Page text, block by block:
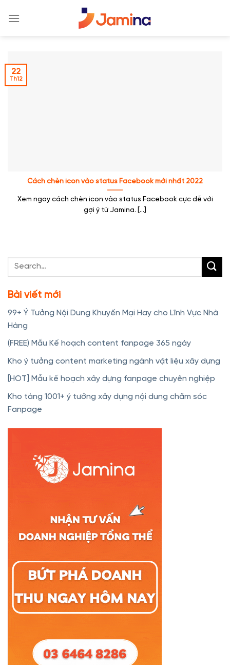
Cách chèn icon vào status Facebook mới nhất 2022
Xem ngay cách chèn icon vào status Facebook cực dễ với
gợi ý từ Jamina. [...]
22
Th12
Bài viết mới
99+ Ý Tưởng Nội Dung Khuyến Mại Hay cho Lĩnh Vực Nhà
Hàng
(FREE) Mẫu Kế hoạch content fanpage 365 ngày
Kho ý tưởng content marketing ngành vật liệu xây dựng
[HOT] Mẫu kế hoạch xây dựng fanpage chuyên nghiệp
Kho tàng 1001+ ý tưởng xây dựng nội dung chăm sóc
Fanpage